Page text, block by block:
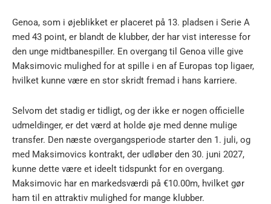
Genoa, som i øjeblikket er placeret på 13. pladsen i Serie A
med 43 point, er blandt de klubber, der har vist interesse for
den unge midtbanespiller. En overgang til Genoa ville give
Maksimovic mulighed for at spille i en af Europas top ligaer,
hvilket kunne være en stor skridt fremad i hans karriere.
Selvom det stadig er tidligt, og der ikke er nogen officielle
udmeldinger, er det værd at holde øje med denne mulige
transfer. Den næste overgangsperiode starter den 1. juli, og
med Maksimovics kontrakt, der udløber den 30. juni 2027,
kunne dette være et ideelt tidspunkt for en overgang.
Maksimovic har en markedsværdi på €10.00m, hvilket gør
ham til en attraktiv mulighed for mange klubber.